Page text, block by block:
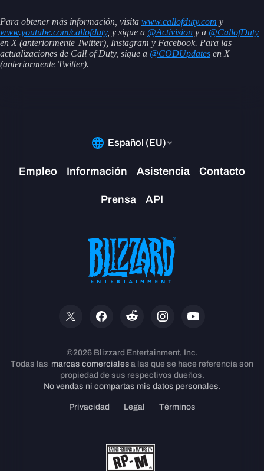
Para obtener más información, visita www.callofduty.com y
www.youtube.com/callofduty, y sigue a @Activision y a @CallofDuty
en X (anteriormente Twitter), Instagram y Facebook. Para las
actualizaciones de Call of Duty, sigue a @CODUpdates en X
(anteriormente Twitter).